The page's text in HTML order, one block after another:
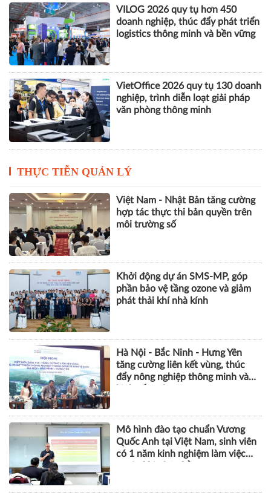
VILOG 2026 quy tụ hơn 450
doanh nghiệp, thúc đẩy phát triển
logistics thông minh và bền vững
VietOffice 2026 quy tụ 130 doanh
nghiệp, trình diễn loạt giải pháp
văn phòng thông minh
THỰC TIỄN QUẢN LÝ
Việt Nam - Nhật Bản tăng cường
hợp tác thực thi bản quyền trên
môi trường số
Khởi động dự án SMS-MP, góp
phần bảo vệ tầng ozone và giảm
phát thải khí nhà kính
Hà Nội - Bắc Ninh - Hưng Yên
tăng cường liên kết vùng, thúc
đẩy nông nghiệp thông minh và
Mô hình đào tạo chuẩn Vương
Quốc Anh tại Việt Nam, sinh viên
có 1 năm kinh nghiệm làm việc